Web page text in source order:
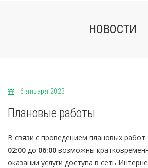
НОВОСТИ
6 января 2023
Плановые работы
В связи с проведением плановых работ
02:00 до 06:00 возможны
оказании услуги доступа в сеть